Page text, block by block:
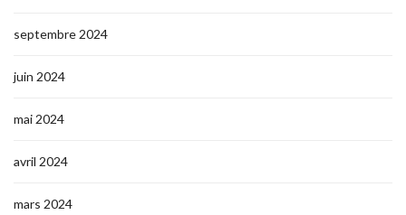
septembre 2024
juin 2024
mai 2024
avril 2024
mars 2024